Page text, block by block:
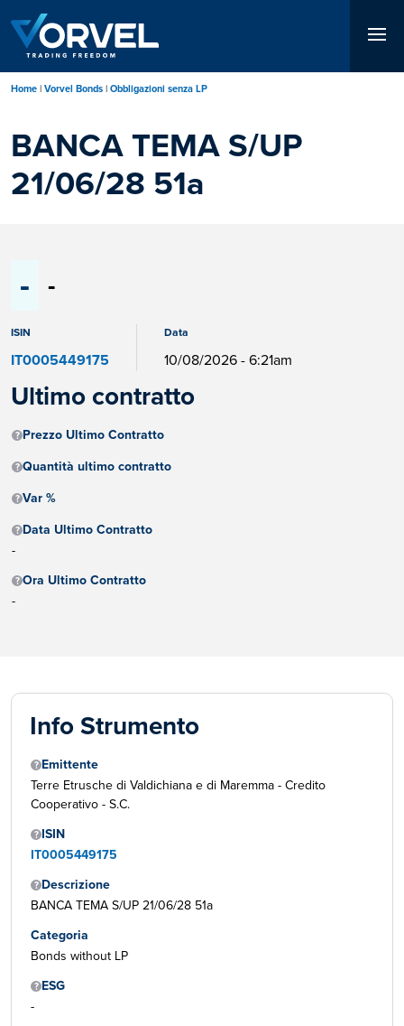
contenuto
principale
Home Vorvel Bonds Obbligazioni senza LP
BANCA TEMA S/UP
21/06/28 51a
- -
ISIN
IT0005449175
Data
10/08/2026 - 6:21am
Ultimo contratto
Prezzo Ultimo Contratto
Quantità ultimo contratto
Var %
Data Ultimo Contratto
-
Ora Ultimo Contratto
-
Info Strumento
Emittente
Terre Etrusche di Valdichiana e di Maremma - Credito
Cooperativo - S.C.
ISIN
IT0005449175
Descrizione
BANCA TEMA S/UP 21/06/28 51a
Categoria
Bonds without LP
ESG
-